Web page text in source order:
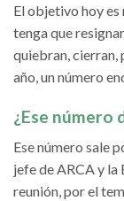
El objetivo hoy es
tenga que
quiebran, cierran,
año, un número
¿Ese número
Ese número sale
jefe de ARCA y la
reunión, por el